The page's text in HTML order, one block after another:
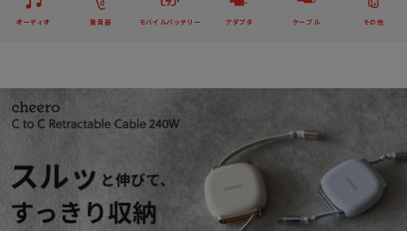
オーディオ 集音器 モバイルバッテリー アダプタ ケーブル その他